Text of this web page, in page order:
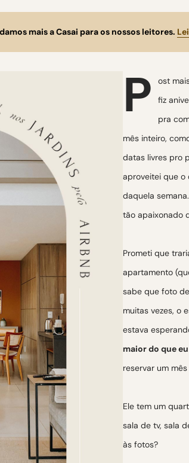
mais a Casai para os nossos leitores.
P
ost
fiz
pra
mês inteiro,
datas livres pro
aproveitei que o
daquela
tão apaixonado
Prometi que
apartamento
sabe que foto de
muitas vezes, o
estava
maior do que
reservar um mês
Ele tem um
sala de tv, sala
às fotos?